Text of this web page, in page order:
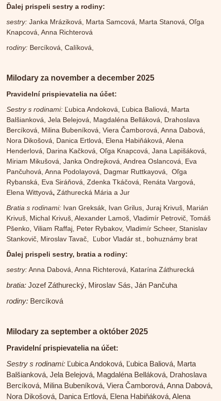
Ďalej prispeli sestry a rodiny:
sestry: Janka Mráziková, Marta Samcová, Marta Stanová, Oľga
Knapcová, Anna Richterová
rodiny: Bercíková, Calíková,
Milodary za november a december 2025
Pravidelní prispievatelia na účet:
Sestry s rodinami: Ľubica Andoková, Ľubica Baliová, Marta
Balšianková, Jela Belejová, Magdaléna Belláková, Drahoslava
Bercíková, Milina Bubeníková, Viera Čamborová, Anna Dabová,
Nora Dikošová, Danica Ertlová, Elena Habiňáková, Alena
Henderlová, Darina Kačková, Oľga Knapcová, Jana Lapišáková,
Miriam Mikušová, Janka Ondrejková, Andrea Oslancová, Eva
Pančuhová, Anna Podolayová, Dagmar Ruttkayová, Oľga
Rybanská, Eva Siráňová, Zdenka Tkáčová, Renáta Vargová,
Elena Wittyová, Záthurecká Mária a Jur
Bratia s rodinami: Ivan Greksák, Ivan Grilus, Juraj Krivuš, Marián
Krivuš, Michal Krivuš, Alexander Lamoš, Vladimír Petrovič, Tomáš
Pšenko, Viliam Raffaj, Peter Rybakov, Vladimír Scheer, Stanislav
Stankovič, Miroslav Tavač, Ľubor Vladár st., bohuznámy brat
Ďalej prispeli sestry, bratia a rodiny:
sestry:Anna Dabová, Anna Richterová, Katarína Záthurecká
bratia: Jozef Záthurecký, Miroslav Sás, Ján Pančuha
rodiny: Bercíková
Milodary za september a október 2025
Pravidelní prispievatelia na účet:
Sestry s rodinami: Ľubica Andoková, Ľubica Baliová, Marta
Balšianková, Jela Belejová, Magdaléna Belláková, Drahoslava
Bercíková, Milina Bubeníková, Viera Čamborová, Anna Dabová,
Nora Dikošová, Danica Ertlová, Elena Habiňáková, Alena